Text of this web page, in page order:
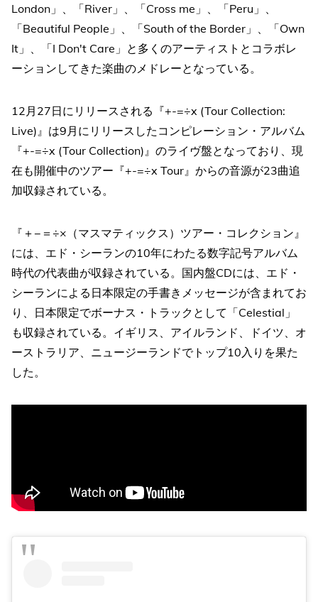
London」、「River」、「Cross me」、「Peru」、
「Beautiful People」、「South of the Border」、「Own
It」、「I Don't Care」と多くのアーティストとコラボレ
ーションしてきた楽曲のメドレーとなっている。
12月27日にリリースされる『+-=÷x (Tour Collection:
Live)』は9月にリリースしたコンピレーション・アルバム
『+-=÷x (Tour Collection)』のライヴ盤となっており、現
在も開催中のツアー『+-=÷x Tour』からの音源が23曲追
加収録されている。
『＋−＝÷×（マスマティックス）ツアー・コレクション』
には、エド・シーランの10年にわたる数字記号アルバム
時代の代表曲が収録されている。国内盤CDには、エド・
シーランによる日本限定の手書きメッセージが含まれてお
り、日本限定でボーナス・トラックとして「Celestial」
も収録されている。イギリス、アイルランド、ドイツ、オ
ーストラリア、ニュージーランドでトップ10入りを果た
した。